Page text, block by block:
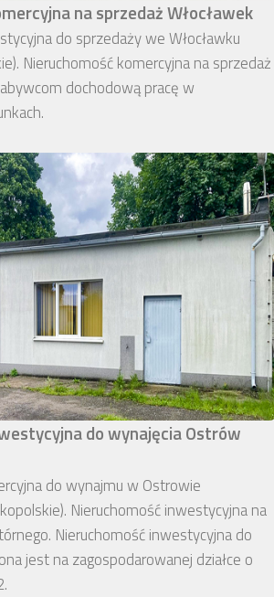
na sprzedaż Włocławek
do sprzedaży we Włocławku
Nieruchomość komercyjna na sprzedaż
dochodową pracę w
do wynajęcia Ostrów
do wynajmu w Ostrowie
Nieruchomość inwestycyjna na
Nieruchomość inwestycyjna do
jest na zagospodarowanej działce o